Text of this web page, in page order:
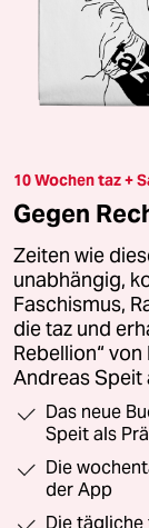
10 Wochen taz +
Gegen
Zeiten wie
unabhängig,
Faschismus,
die taz und
Rebellion“
Andreas Speit
Das neue
Speit als
Die
der App
Die